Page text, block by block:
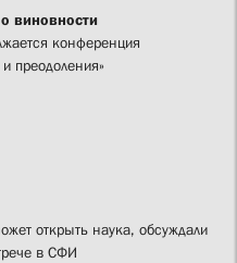
виновности
конференция
преодоления»
открыть наука, обсуждали
в СФИ